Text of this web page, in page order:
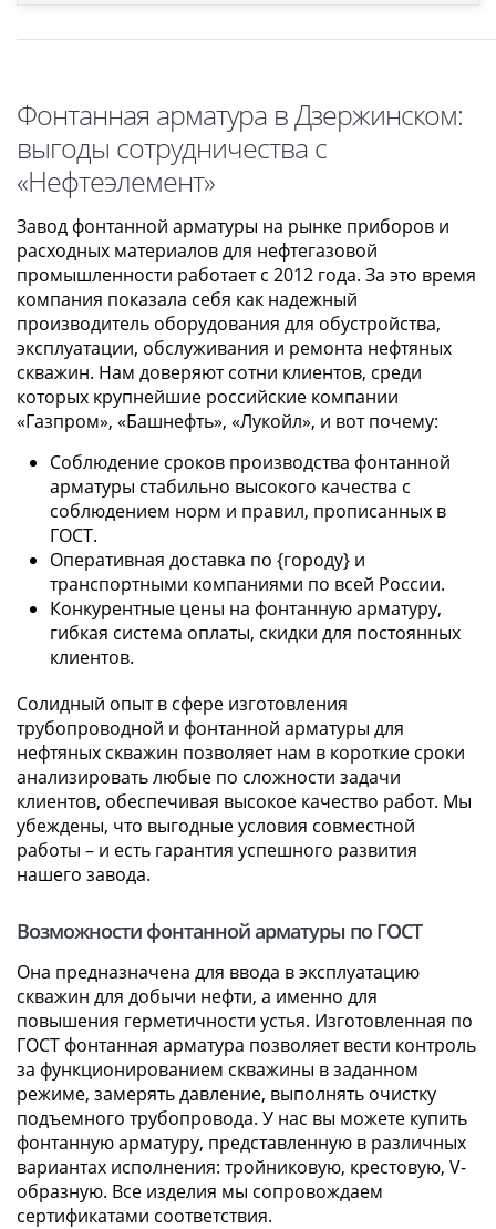
Фонтанная арматура в Дзержинском:
выгоды сотрудничества с
«Нефтеэлемент»
Завод фонтанной арматуры на рынке приборов и
расходных материалов для нефтегазовой
промышленности работает с 2012 года. За это время
компания показала себя как надежный
производитель оборудования для обустройства,
эксплуатации, обслуживания и ремонта нефтяных
скважин. Нам доверяют сотни клиентов, среди
которых крупнейшие российские компании
«Газпром», «Башнефть», «Лукойл», и вот почему:
Соблюдение сроков производства фонтанной
арматуры стабильно высокого качества с
соблюдением норм и правил, прописанных в
ГОСТ.
Оперативная доставка по {городу} и
транспортными компаниями по всей России.
Конкурентные цены на фонтанную арматуру,
гибкая система оплаты, скидки для постоянных
клиентов.
Солидный опыт в сфере изготовления
трубопроводной и фонтанной арматуры для
нефтяных скважин позволяет нам в короткие сроки
анализировать любые по сложности задачи
клиентов, обеспечивая высокое качество работ. Мы
убеждены, что выгодные условия совместной
работы – и есть гарантия успешного развития
нашего завода.
Возможности фонтанной арматуры по ГОСТ
Она предназначена для ввода в эксплуатацию
скважин для добычи нефти, а именно для
повышения герметичности устья. Изготовленная по
ГОСТ фонтанная арматура позволяет вести контроль
за функционированием скважины в заданном
режиме, замерять давление, выполнять очистку
подъемного трубопровода. У нас вы можете купить
фонтанную арматуру, представленную в различных
вариантах исполнения: тройниковую, крестовую, V-
образную. Все изделия мы сопровождаем
сертификатами соответствия.